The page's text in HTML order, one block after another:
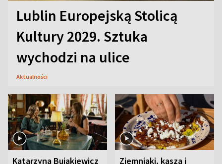
Lublin Europejską Stolicą
Kultury 2029. Sztuka
wychodzi na ulice
Aktualności
Katarzyna Bujakiewicz Ziemniaki, kasza i